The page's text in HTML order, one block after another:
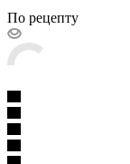
По рецепту